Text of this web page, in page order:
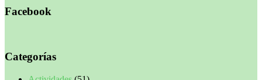
Facebook
Categorías